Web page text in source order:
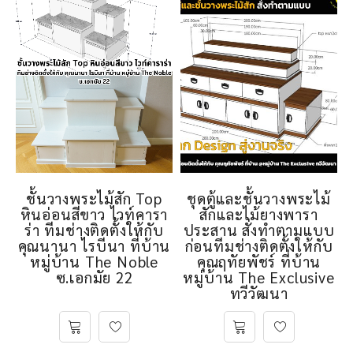
ชั้นวางพระไม้สัก Top
หินอ่อนสีขาว ไวท์คารา
ร่า ทีมช่างติดตั้งให้กับ
คุณนานา ไรบีนา ที่บ้าน
หมู่บ้าน The Noble
ซ.เอกมัย 22
ชุดตู้และชั้นวางพระไม้
สักและไม้ยางพารา
ประสาน สั่งทำตามแบบ
ก่อนทีมช่างติดตั้งให้กับ
คุณฤทัยพัชร์ ที่บ้าน
หมู่บ้าน The Exclusive
ทวีวัฒนา